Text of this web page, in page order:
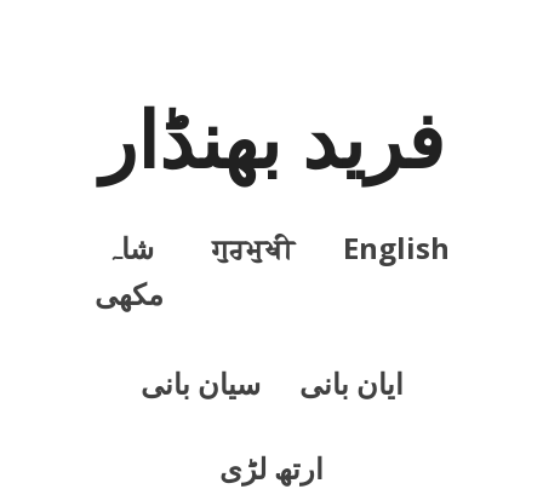
فرید بھنڈار
English
ਗੁਰਮੁਖੀ
شاہ
مکھی
ايان بانی سيان بانی
ارتھ لڑی